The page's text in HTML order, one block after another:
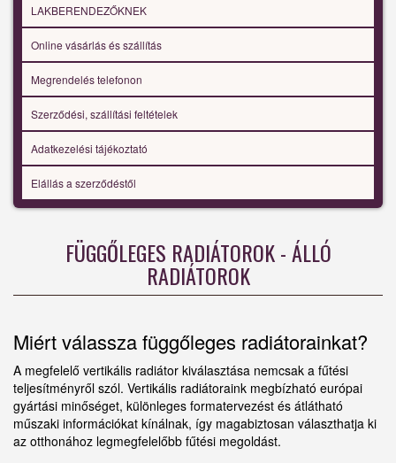
LAKBERENDEZŐKNEK
Online vásárlás és szállítás
Megrendelés telefonon
Szerződési, szállítási feltételek
Adatkezelési tájékoztató
Elállás a szerződéstől
FÜGGŐLEGES RADIÁTOROK - ÁLLÓ
RADIÁTOROK
Miért válassza függőleges radiátorainkat?
A megfelelő vertikális radiátor kiválasztása nemcsak a fűtési
teljesítményről szól. Vertikális radiátoraink megbízható európai
gyártási minőséget, különleges formatervezést és átlátható
műszaki információkat kínálnak, így magabiztosan választhatja ki
az otthonához legmegfelelőbb fűtési megoldást.